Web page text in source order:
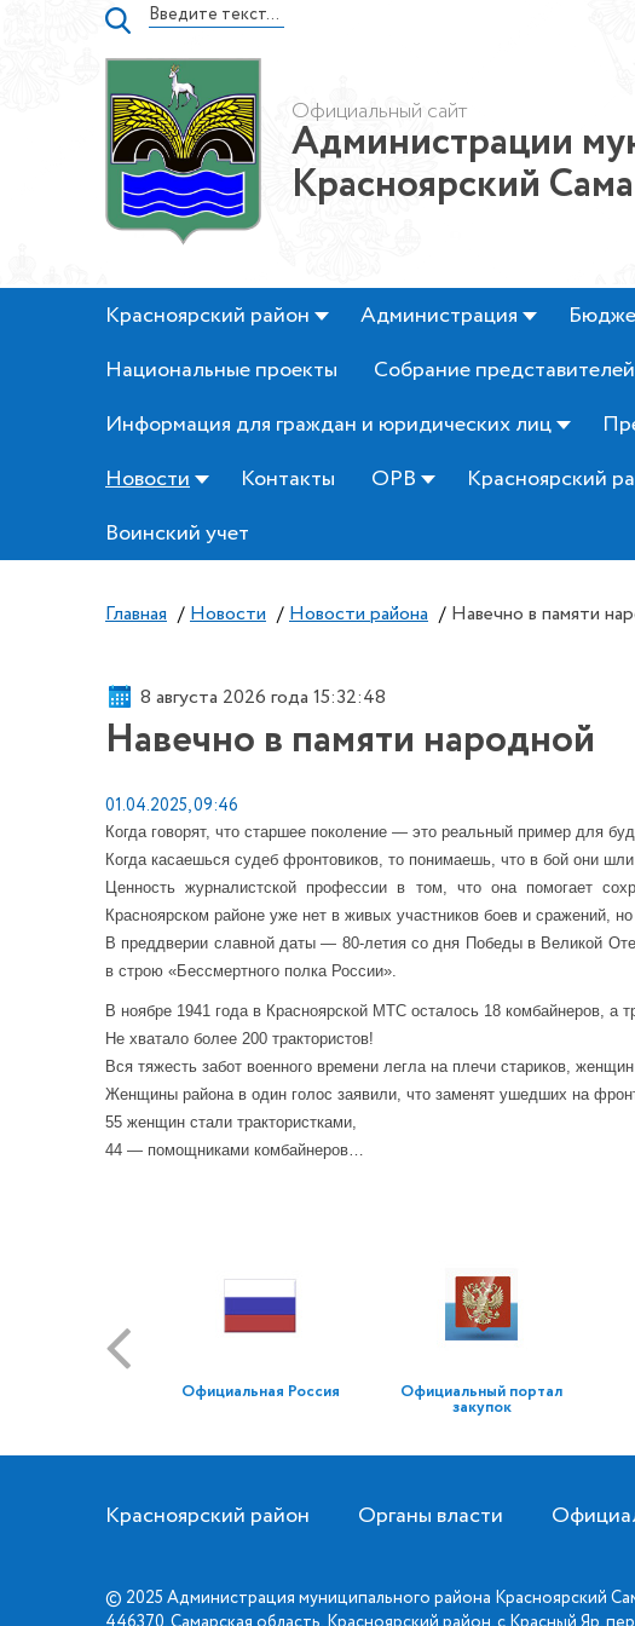
Официальный сайт
Администрации
Красноярский
Красноярский район Администрация
Национальные проекты
Собрание представителей
Информация для граждан и юридических лиц
Новости
Контакты ОРВ Красноярский
Воинский учет
Главная / Новости / Новости района / Навечно в памяти
8 августа 2026 года 15:32:48
Навечно в памяти народной
01.04.2025, 09:46
Когда говорят, что старшее поколение — это реальный пример для
Когда касаешься судеб фронтовиков, то понимаешь, что в бой они
Ценность журналистской профессии в том, что она помогает
Красноярском районе уже нет в живых участников боев и сражений,
В преддверии славной даты — 80-летия со дня Победы в Великой
в строю «Бессмертного полка России».
В ноябре 1941 года в Красноярской МТС осталось 18 комбайнеров, а
Не хватало более 200 трактористов!
Вся тяжесть забот военного времени легла на плечи стариков,
Женщины района в один голос заявили, что заменят ушедших на
55 женщин стали трактористками,
44 — помощниками комбайнеров…
Официальная Россия Официальный портал
закупок
Красноярский район Органы власти
© 2025 Администрация муниципального района Красноярский